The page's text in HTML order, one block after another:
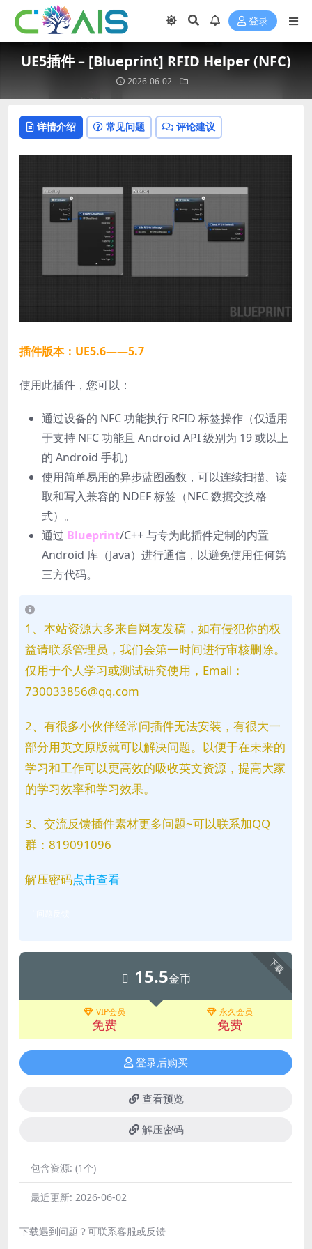
登录
UE5插件 – [Blueprint] RFID Helper (NFC)
2026-06-02
详情介绍 常见问题 评论建议
插件版本：UE5.6——5.7
使用此插件，您可以：
通过设备的 NFC 功能执行 RFID 标签操作（仅适用
于支持 NFC 功能且 Android API 级别为 19 或以上
的 Android 手机）
使用简单易用的异步蓝图函数，可以连续扫描、读
取和写入兼容的 NDEF 标签（NFC 数据交换格
式）。
通过 Blueprint/C++ 与专为此插件定制的内置
Android 库（Java）进行通信，以避免使用任何第
三方代码。
1、本站资源大多来自网友发稿，如有侵犯你的权
益请联系管理员，我们会第一时间进行审核删除。
仅用于个人学习或测试研究使用，Email：
730033856@qq.com
2、有很多小伙伴经常问插件无法安装，有很大一
部分用英文原版就可以解决问题。以便于在未来的
学习和工作可以更高效的吸收英文资源，提高大家
的学习效率和学习效果。
3、交流反馈插件素材更多问题~可以联系加QQ
群：819091096
解压密码点击查看
下载
15.5金币
VIP会员
免费
永久会员
免费
登录后购买
查看预览
解压密码
包含资源: (1个)
最近更新: 2026-06-02
下载遇到问题？可联系客服或反馈